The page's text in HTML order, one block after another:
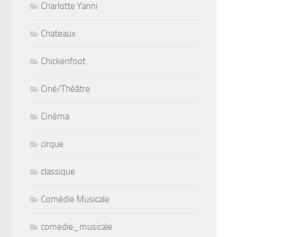
Charlotte Yanni
Chateaux
Chickenfoot
Ciné/Théâtre
Cinéma
cirque
classique
Comédie Musicale
comedie_musicale